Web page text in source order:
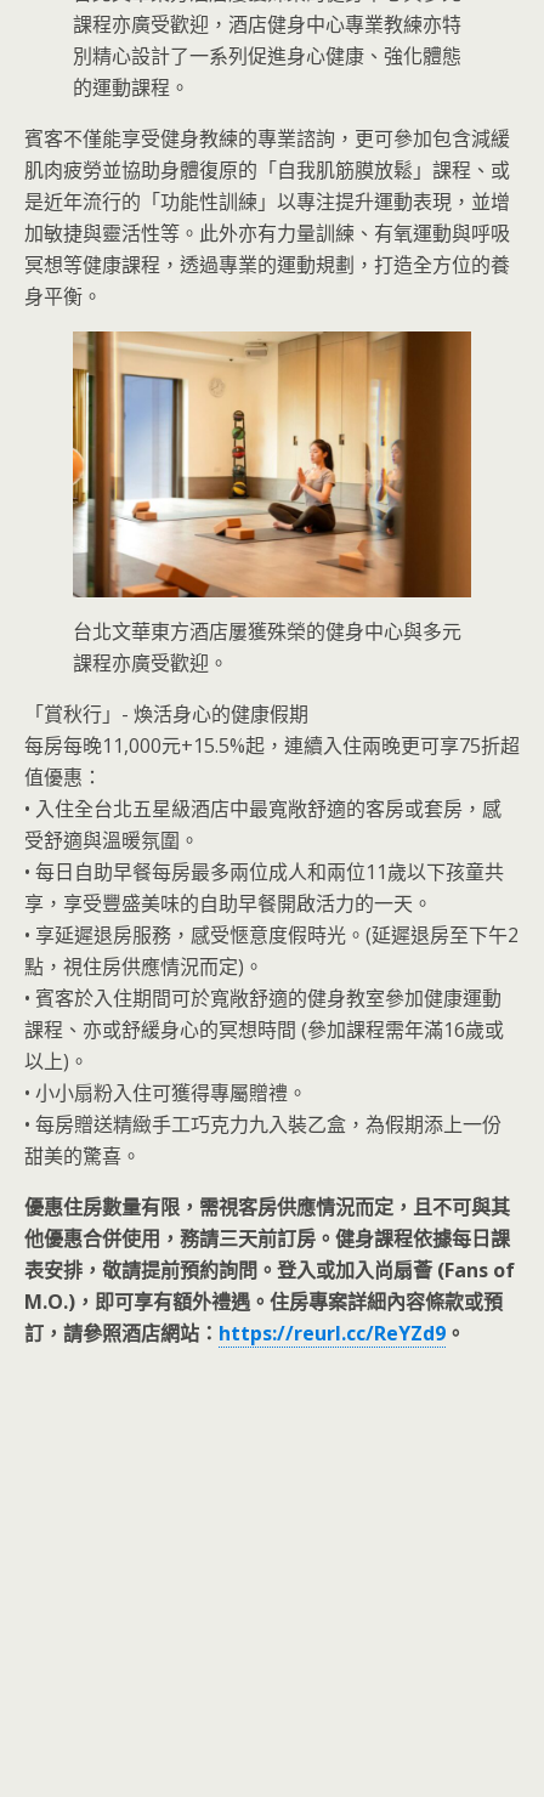
課程亦廣受歡迎，酒店健身中心專業教⁠練亦特
別精心設計了一系列促進身心健康、強化體態
的運動課程。
賓客不僅能享受健身教練的專業諮詢，更可參加包含減緩
肌肉疲勞並協助身體復原的「自我肌筋膜放鬆」課程、或
是近年流行的「功能性訓練」以專注提升運動表現，並增
加敏捷與靈活性等。此外亦有力量訓練、有氧運動與呼吸
冥想等健康課程，透過專業的運動規劃，打造全方位的養
身平衡。
台北文華東方酒店屢獲殊榮的健身中心與多元
課程亦廣受歡迎。
「賞秋行」- 煥活身心的健康假期
每房每晚11,000元+15.5%起，連續入住兩晚更可享75折超
值優惠：
• 入住全台北五星級酒店中最寬敞舒適的客房或套房，感
受舒適與溫暖氛圍。
• 每日自助早餐每房最多兩位成人和兩位11歲以下孩童共
享，⁠享受豐盛美味的自助早餐開啟活力的一天。
• 享延遲退房服務，感受愜意度假時光。(延遲退房至下午2
點，視住房供應情況而定)。
• 賓客於入住期間可於寬敞舒適的健身教室參加健康運動
課程、亦或舒緩身心的冥想時間 (參加課程需年滿16歲或
以上)。
• 小小扇粉入住可獲得專屬贈禮。
• 每房贈送精緻手工巧克力九入裝乙盒，為假期添上一份
甜美的驚喜。
優惠住房數量有限，需視客房供應情況而定，且不可與其
他優惠合併使用，務請三天前訂房。健身課程依據每日課
表安排，敬請提前預約詢問。登入或加入尚扇薈 (Fans of
M.O.)，即可享有額外禮遇。住房專案詳細內容條款或預
訂，請參照酒店網站： https://reurl.cc/ReYZd9 。